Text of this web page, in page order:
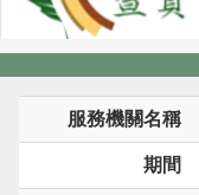
系所成員
服務機關名稱
期間